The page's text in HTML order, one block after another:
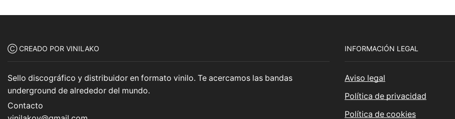
Ⓒ CREADO POR VINILAKO
Sello discográfico y distribuidor en formato vinilo. Te acercamos las bandas
underground de alrededor del mundo.
Contacto
INFORMACIÓN LEGAL
Aviso legal
Política de privacidad
Política de cookies